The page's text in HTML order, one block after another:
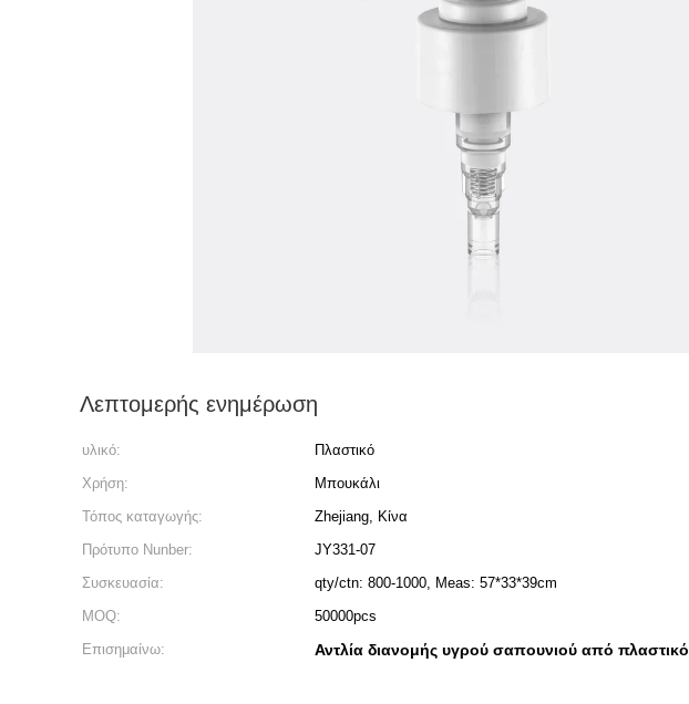
Λεπτομερής ενημέρωση
υλικό: Πλαστικό
Χρήση:
Μπουκάλι
Τόπος καταγωγής:
Zhejiang, Κίνα
Πρότυπο Nunber:
JY331-07
Συσκευασία:
qty/ctn: 800-1000, Meas: 57*33*39cm
MOQ:
50000pcs
Επισημαίνω:
Αντλία διανομής υγρού σαπουνιού από πλαστικό